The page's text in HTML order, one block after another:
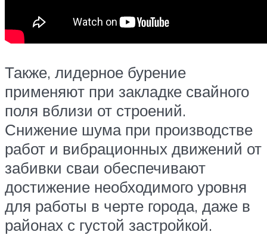
Также, лидерное бурение
применяют при закладке свайного
поля вблизи от строений.
Снижение шума при производстве
работ и вибрационных движений от
забивки сваи обеспечивают
достижение необходимого уровня
для работы в черте города, даже в
районах с густой застройкой.